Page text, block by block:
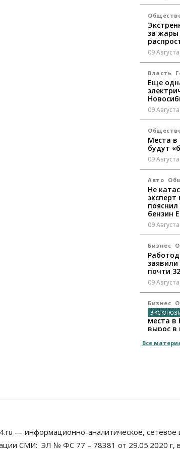
за жары
09
Власть
Еще
09
Места в
будут
09
Авто
Не
бензин
09
Бизнес
почти
09
Бизнес
места в
вырос в
Все
— информационно-аналитическое, сетевое
СМИ: ЭЛ № ФС 77 – 78381 от 29.05.2020 г,